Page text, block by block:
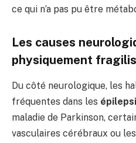
ce qui n’a pas pu être
Les causes
physiquement
Du côté neurologique, les
fréquentes dans les
maladie de Parkinson,
vasculaires cérébraux ou